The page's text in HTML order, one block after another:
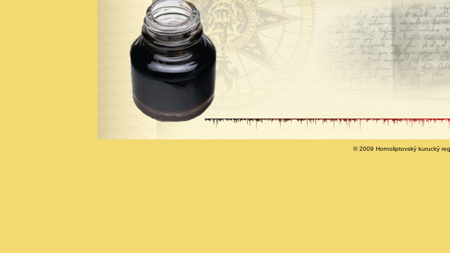
© 2009 Hornoliptovský kurucký